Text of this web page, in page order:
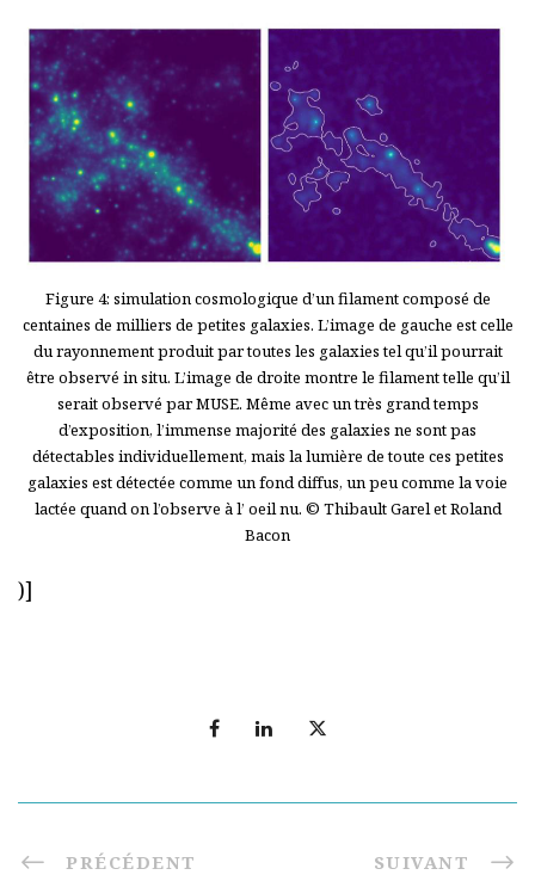
Figure 4: simulation cosmologique d’un filament composé de
centaines de milliers de petites galaxies. L’image de gauche est celle
du rayonnement produit par toutes les galaxies tel qu’il pourrait
être observé in situ. L’image de droite montre le filament telle qu’il
serait observé par MUSE. Même avec un très grand temps
d’exposition, l’immense majorité des galaxies ne sont pas
détectables individuellement, mais la lumière de toute ces petites
galaxies est détectée comme un fond diffus, un peu comme la voie
lactée quand on l’observe à l’ oeil nu. © Thibault Garel et Roland
Bacon
)]
PRÉCÉDENT SUIVANT